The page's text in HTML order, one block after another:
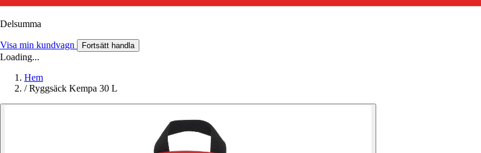
Delsumma
Visa min kundvagn Fortsätt handla
Loading...
Hem
/ Ryggsäck Kempa 30 L